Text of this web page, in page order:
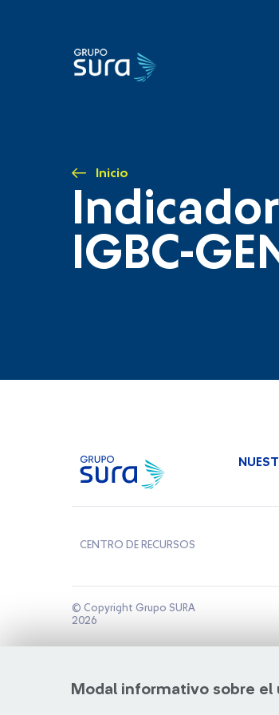
Inicio
IGBC-
Modal informativo sobre el
CENTRO DE RECURSOS
© Copyright Grupo SURA
2026